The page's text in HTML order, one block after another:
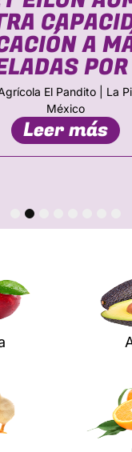
A
El Pandito | La
México
Leer más
5